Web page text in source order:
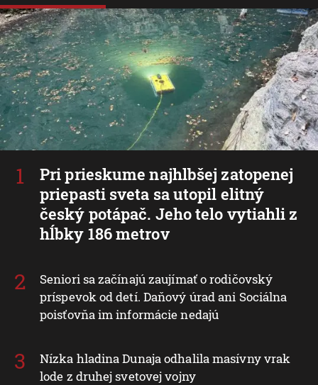
Pri prieskume najhlbšej zatopenej
priepasti sveta sa utopil elitný
český potápač. Jeho telo vytiahli z
hĺbky 186 metrov
Seniori sa začínajú zaujímať o rodičovský
príspevok od detí. Daňový úrad ani Sociálna
poisťovňa im informácie nedajú
Nízka hladina Dunaja odhalila masívny vrak
lode z druhej svetovej vojny